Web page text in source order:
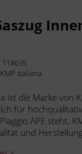
118635
KMP italiana
ist die Marke von
für
APE steht.
und